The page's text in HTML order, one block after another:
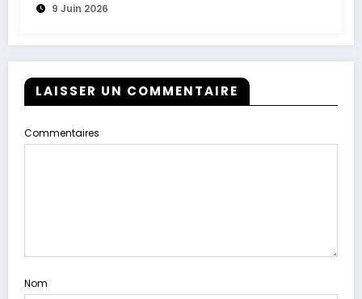
9 Juin 2026
LAISSER UN COMMENTAIRE
Commentaires
Nom